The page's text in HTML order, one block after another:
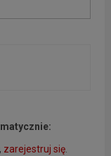
zarejestruj się.